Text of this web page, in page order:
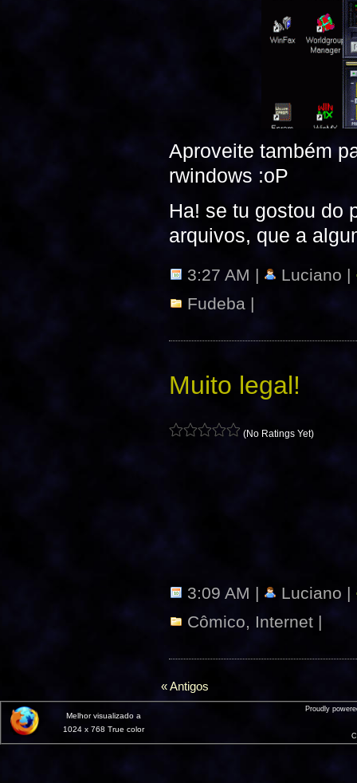
Aproveite também
rwindows :oP
Ha! se tu gostou do
arquivos, que a
3:27 AM |
Luciano |
Fudeba |
Muito legal!
(No Ratings Yet)
3:09 AM |
Luciano |
Cômico, Internet |
« Antigos
Melhor visualizado a
1024 x 768 True color
Proudly